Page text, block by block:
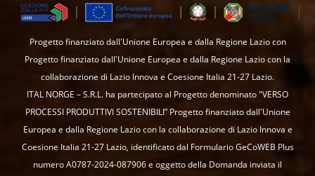
Progetto finanziato dall'Unione Europea e dalla Regione Lazio con
Progetto finanziato dall'Unione Europea e dalla Regione Lazio con la
collaborazione di Lazio Innova e Coesione Italia 21-27 Lazio.
ITAL NORGE – S.R.L. ha partecipato al Progetto denominato "VERSO
PROCESSI PRODUTTIVI SOSTENIBILI” Progetto finanziato dall'Unione
Europea e dalla Regione Lazio con la collaborazione di Lazio Innova e
Coesione Italia 21-27 Lazio, identificato dal Formulario GeCoWEB Plus
numero A0787-2024-087906 e oggetto della Domanda inviata il